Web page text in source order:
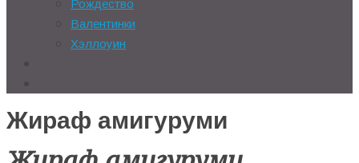
Рождество
Валентинки
Хэллоуин
Жираф амигуруми